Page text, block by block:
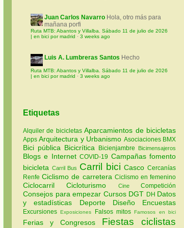
Juan Carlos Navarro Hola, otro más para
mañana porfi
Ruta MTB: Abantos y Villalba. Sábado 11 de julio de 2026
| en bici por madrid · 3 weeks ago
Luis A. Lumbreras Santos Hecho
Ruta MTB: Abantos y Villalba. Sábado 11 de julio de 2026
| en bici por madrid · 3 weeks ago
Etiquetas
Alquiler de bicicletasAparcamientos de bicicletas
AppsArquitectura y Urbanismo Asociaciones BMX
Bici pública Bicicrítica Bicienjambre Bicimensajeros
Blogs e InternetCOVID-19 Campañas fomento
bicicleta Carril Bus Carril biciCascoCercanías
RenfeCiclismo de carretera Ciclismo en femenino
CiclocarrilCicloturismo CineCompetición
Consejos para empezar Cursos DGT DH Datos
y estadísticas Deporte Diseño Encuestas
ExcursionesExposiciones Falsos mitosFamosos en bici
Ferias y Congresos Fiestas ciclistas